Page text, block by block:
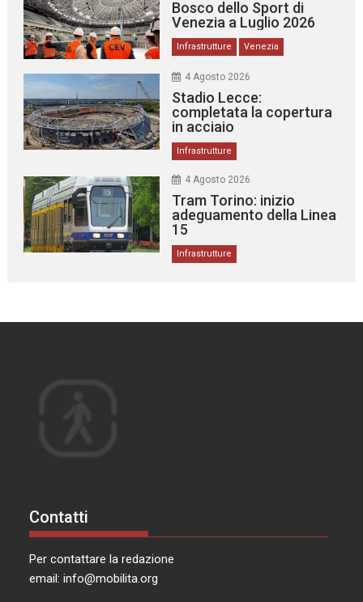
Bosco dello Sport di
Venezia a Luglio 2026
Infrastrutture Venezia
4 Agosto 2026
Stadio Lecce:
completata la copertura
in acciaio
Infrastrutture
4 Agosto 2026
Tram Torino: inizio
adeguamento della Linea
15
Infrastrutture
Contatti
Per contattare la redazione
email:info@mobilita.org